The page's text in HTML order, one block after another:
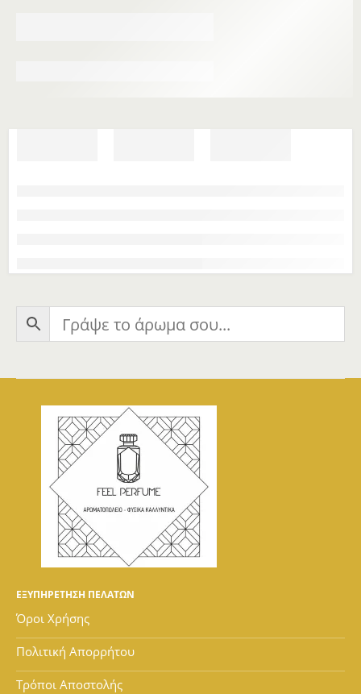
ΕΞΥΠΗΡΕΤΗΣΗ ΠΕΛΑΤΩΝ
Όροι Χρήσης
Πολιτική Απορρήτου
Τρόποι Αποστολής